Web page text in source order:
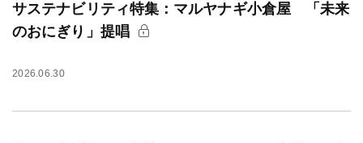
サステナビリティ特集：マルヤナギ小倉屋 「未来
のおにぎり」提唱
2026.06.30